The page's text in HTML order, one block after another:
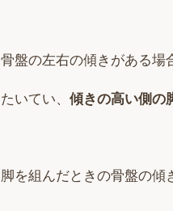
骨盤の左右の傾きがある場
たいてい、 傾きの高い側の
脚を組んだときの骨盤の傾